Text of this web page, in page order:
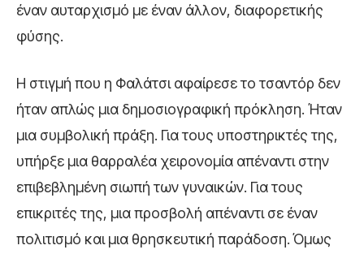
έναν αυταρχισμό με έναν άλλον, διαφορετικής
φύσης.
Η στιγμή που η Φαλάτσι αφαίρεσε το τσαντόρ δεν
ήταν απλώς μια δημοσιογραφική πρόκληση. Ήταν
μια συμβολική πράξη. Για τους υποστηρικτές της,
υπήρξε μια θαρραλέα χειρονομία απέναντι στην
επιβεβλημένη σιωπή των γυναικών. Για τους
επικριτές της, μια προσβολή απέναντι σε έναν
πολιτισμό και μια θρησκευτική παράδοση. Όμως